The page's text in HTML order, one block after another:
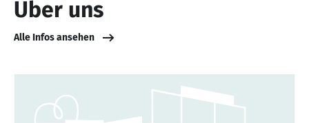
Über uns
Alle Infos ansehen